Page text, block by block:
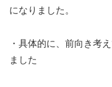
になりました。
・具体的に、前向き考
ました